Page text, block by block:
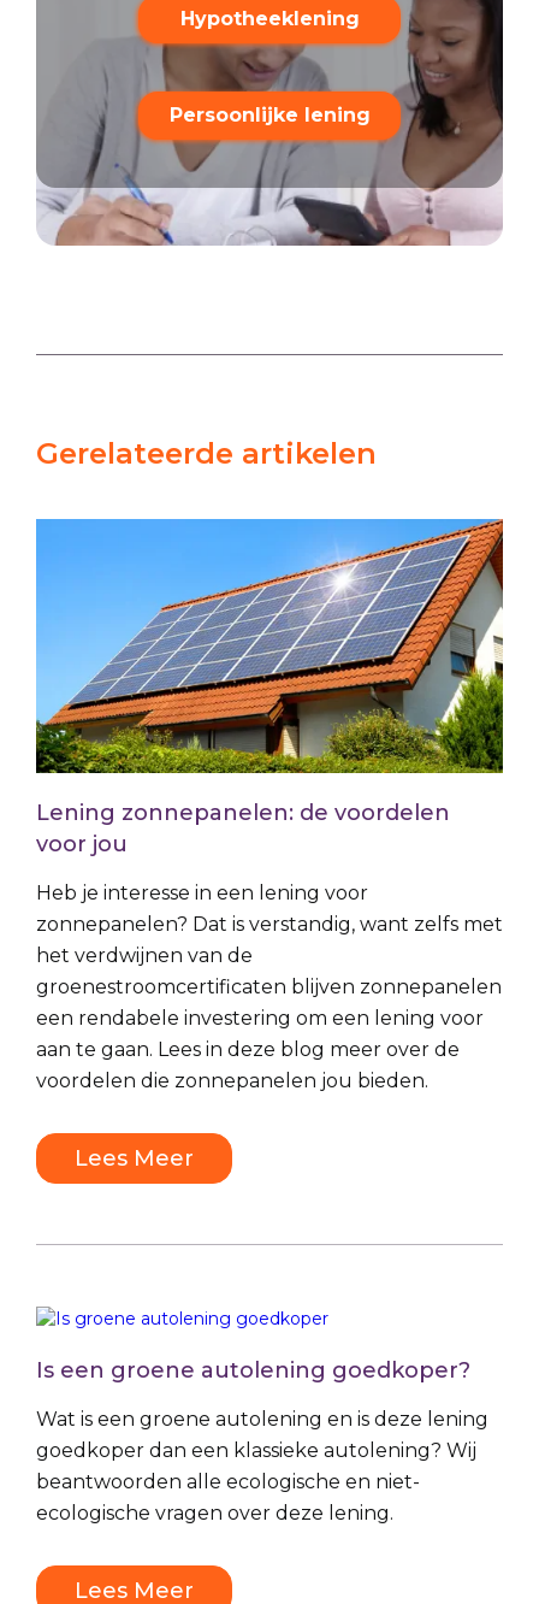
Hypotheeklening
Persoonlijke lening
Gerelateerde artikelen
Lening zonnepanelen: de voordelen
voor jou
Heb je interesse in een lening voor
zonnepanelen? Dat is verstandig, want zelfs met
het verdwijnen van de
groenestroomcertificaten blijven zonnepanelen
een rendabele investering om een lening voor
aan te gaan. Lees in deze blog meer over de
voordelen die zonnepanelen jou bieden.
Lees Meer
Is een groene autolening goedkoper?
Wat is een groene autolening en is deze lening
goedkoper dan een klassieke autolening? Wij
beantwoorden alle ecologische en niet-
ecologische vragen over deze lening.
Lees Meer